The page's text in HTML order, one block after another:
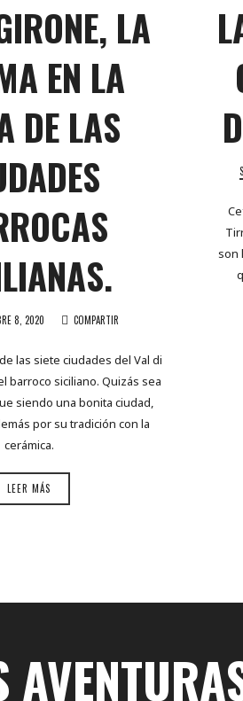
LA
EN LA
DE LAS
8, 2020 COMPARTIR
las siete ciudades del Val di
barroco siciliano. Quizás sea
siendo una bonita ciudad,
por su tradición con la
cerámica.
LEER MÁS
son